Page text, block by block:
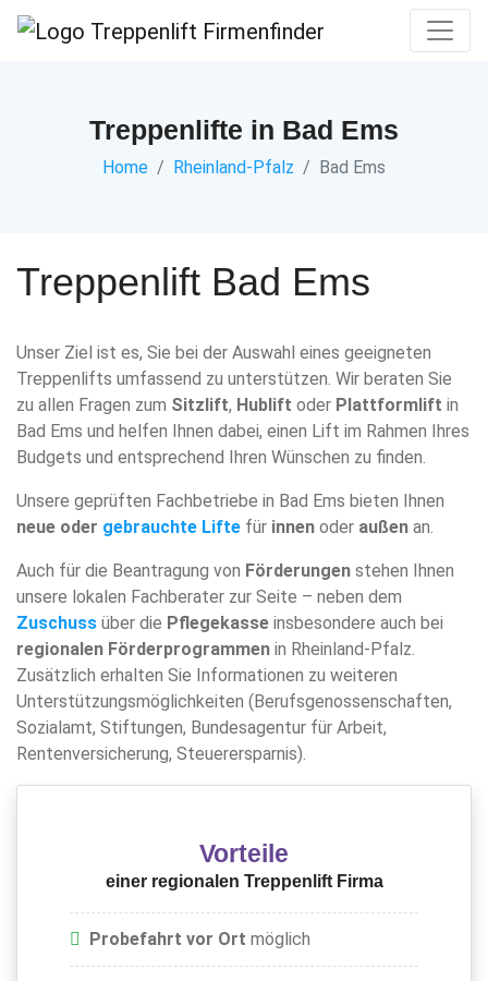
Treppenlifte in Bad Ems
Home Rheinland-Pfalz Bad Ems
Treppenlift Bad Ems
Unser Ziel ist es, Sie bei der Auswahl eines geeigneten
Treppenlifts umfassend zu unterstützen. Wir beraten Sie
zu allen Fragen zum Sitzlift, Hublift oder Plattformlift in
Bad Ems und helfen Ihnen dabei, einen Lift im Rahmen Ihres
Budgets und entsprechend Ihren Wünschen zu finden.
Unsere geprüften Fachbetriebe in Bad Ems bieten Ihnen
neue oder gebrauchte Lifte für innen oder außen an.
Auch für die Beantragung von Förderungen stehen Ihnen
unsere lokalen Fachberater zur Seite – neben dem
Zuschuss über die Pflegekasse insbesondere auch bei
regionalen Förderprogrammen in Rheinland-Pfalz.
Zusätzlich erhalten Sie Informationen zu weiteren
Unterstützungsmöglichkeiten (Berufsgenossenschaften,
Sozialamt, Stiftungen, Bundesagentur für Arbeit,
Rentenversicherung, Steuerersparnis).
Vorteile
einer regionalen Treppenlift Firma
Probefahrt vor Ort möglich